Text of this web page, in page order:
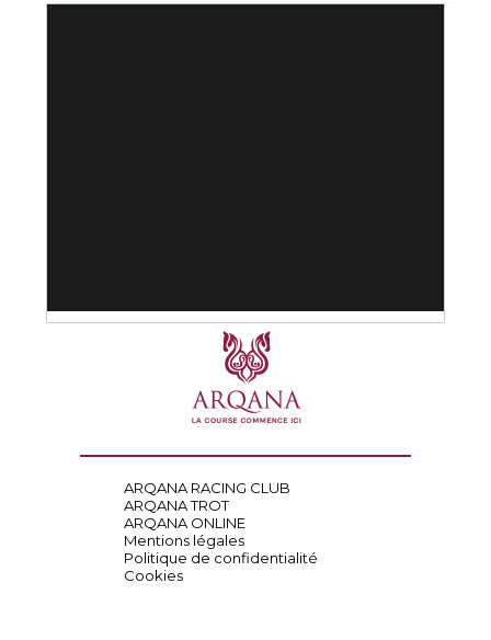
ARQANA RACING CLUB
ARQANA TROT
ARQANA ONLINE
Mentions légales
Politique de confidentialité
Cookies